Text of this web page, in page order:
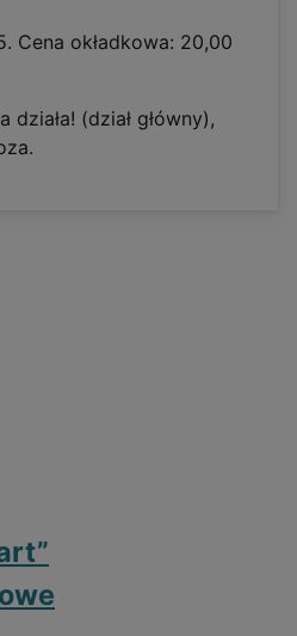
Cena okładkowa: 20,00
działa! (dział główny),